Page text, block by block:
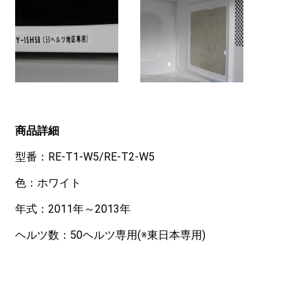
商品詳細
型番：RE-T1-W5/RE-T2-W5
色：ホワイト
年式：2011年～2013年
ヘルツ数：50ヘルツ専用(※東日本専用)